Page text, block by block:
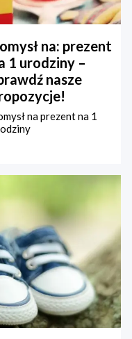
na: prezent
1 urodziny –
nasze
na prezent na 1